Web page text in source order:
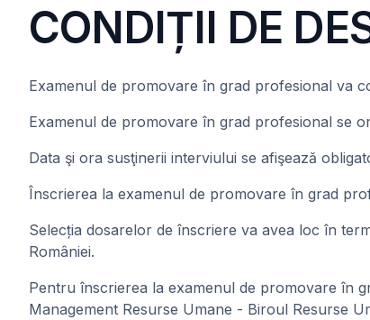
CONDIȚII DE
Examenul de promovare în grad profesional va
Examenul de promovare în grad profesional se
Data şi ora susţinerii interviului se afişează
Înscrierea la examenul de promovare în grad
Selecția dosarelor de înscriere va avea loc în
României.
Pentru înscrierea la examenul de promovare în
Management Resurse Umane - Biroul Resurse